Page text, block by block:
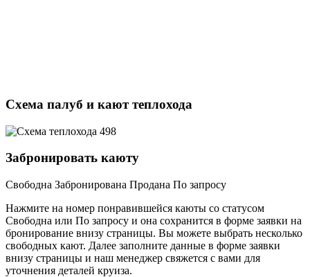
Схема палуб и кают теплохода
Забронировать каюту
Свободна Забронирована Продана По запросу
Нажмите на номер понравившейся каюты со статусом
Свободна или По запросу и она сохранится в форме заявки на
бронирование внизу страницы. Вы можете выбрать несколько
свободных кают. Далее заполните данные в форме заявки
внизу страницы и наш менеджер свяжется с вами для
уточнения деталей круиза.